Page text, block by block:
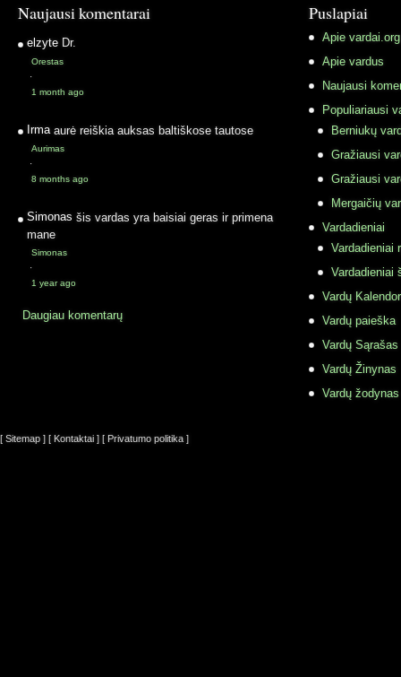
Naujausi komentarai
elzyte Dr.
Orestas
·
1 month ago
Irma aurė reiškia auksas baltiškose tautose
Aurimas
·
8 months ago
Simonas šis vardas yra baisiai geras ir primena
mane
Simonas
·
1 year ago
Daugiau komentarų
Puslapiai
Apie vardai.org
Apie vardus
Naujausi
Populiariausi
Berniukų
Gražiausi
Gražiausi
Mergaičių
Vardadieniai
Vardadieniai
Vardadieniai
Vardų
Vardų paieška
Vardų Sąrašas
Vardų Žinynas
Vardų
[ Sitemap ] [ Kontaktai ] [ Privatumo politika ]